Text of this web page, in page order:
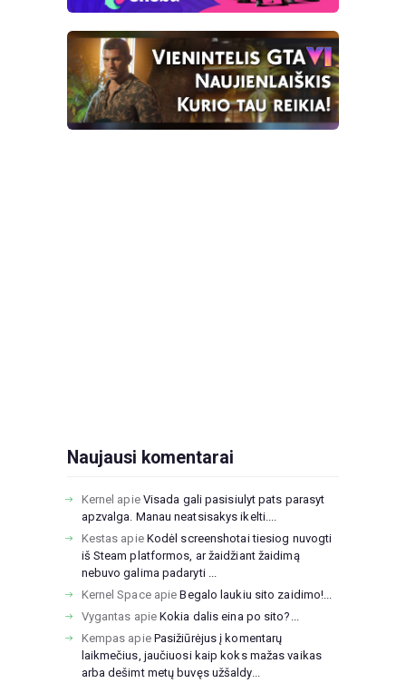
Naujausi komentarai
Kernel apie Visada gali pasisiulyt pats parasyt
apzvalga. Manau neatsisakys ikelti....
Kestas apie Kodėl screenshotai tiesiog nuvogti
iš Steam platformos, ar žaidžiant žaidimą
nebuvo galima padaryti ...
Kernel SpaceapieBegalo laukiu sito zaidimo!...
Vygantas apieKokia dalis eina po sito?...
Kempas apie Pasižiūrėjus į komentarų
laikmečius, jaučiuosi kaip koks mažas vaikas
arba dešimt metų buvęs užšaldy...